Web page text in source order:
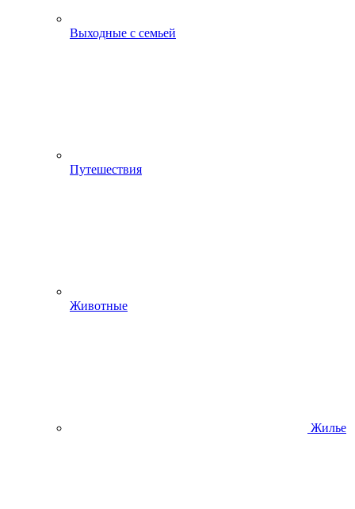
Выходные с семьей
Путешествия
Животные
Жилье